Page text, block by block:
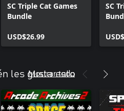
SC Triple Cat Games
Bundle
USD$26.99
SC
les gusta esto
Mostrar todo